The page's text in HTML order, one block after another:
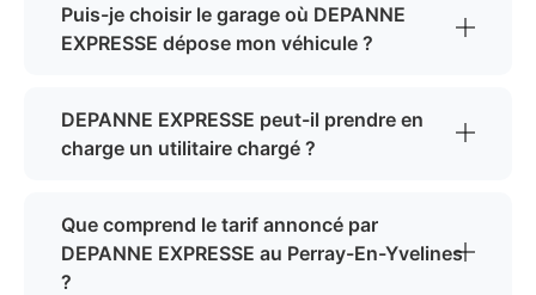
Puis-je choisir le garage où DEPANNE
EXPRESSE dépose mon véhicule ?
DEPANNE EXPRESSE peut-il prendre en
charge un utilitaire chargé ?
Que comprend le tarif annoncé par
DEPANNE EXPRESSE au Perray-En-Yvelines
?